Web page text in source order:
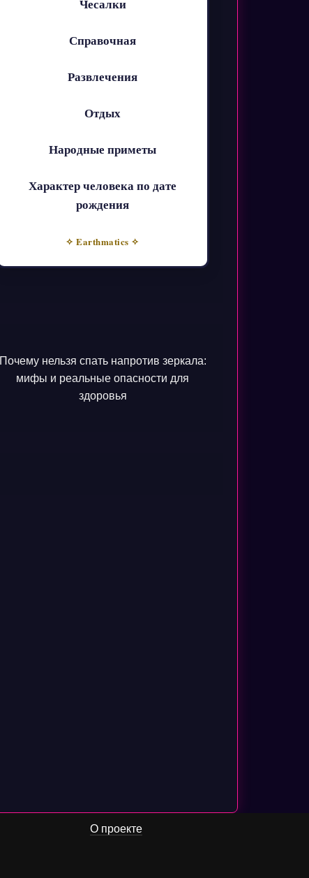
Чесалки
Справочная
Развлечения
Отдых
Народные приметы
Характер человека по дате
рождения
✧ Earthmatics ✧
Почему нельзя спать напротив зеркала:
мифы и реальные опасности для
здоровья
О проекте